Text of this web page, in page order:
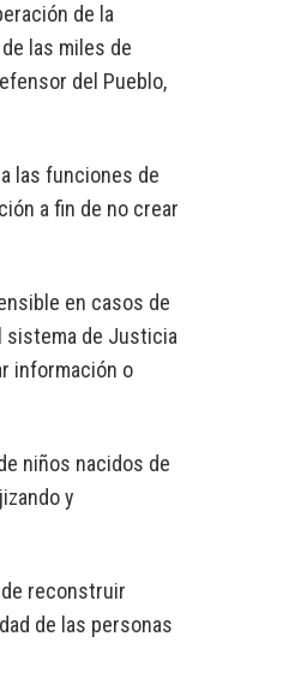
de la
las miles de
del Pueblo,
las funciones de
a fin de no crear
en casos de
sistema de Justicia
información o
niños nacidos de
y
de reconstruir
de las personas